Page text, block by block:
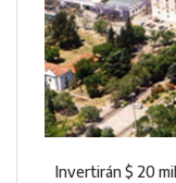
Invertirán $ 20